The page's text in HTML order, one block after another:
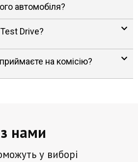
автомобіля?
Drive?
на комісію?
нами
у виборі